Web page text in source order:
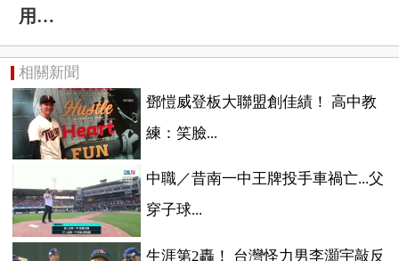
用…
相關新聞
鄧愷威登板大聯盟創佳績！ 高中教
練：笑臉...
中職／昔南一中王牌投手車禍亡...父
穿子球...
生涯第2轟！ 台灣怪力男李灝宇敲反